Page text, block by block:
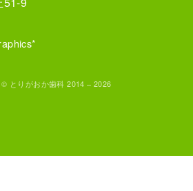
© とりがおか歯科 2014 – 2026